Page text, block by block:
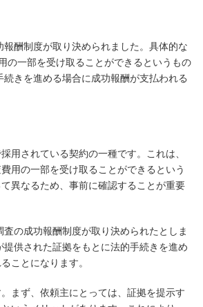
酬制度が取り決められました。具体的な
の一部を受け取ることができるというもの
きを進める場合に成功報酬が支払われる
用されている契約の一種です。これは、
用の一部を受け取ることができるという
異なるため、事前に確認することが重要
の成功報酬制度が取り決められたとしま
供された証拠をもとに法的手続きを進め
ことになります。
まず、依頼主にとっては、証拠を提示す